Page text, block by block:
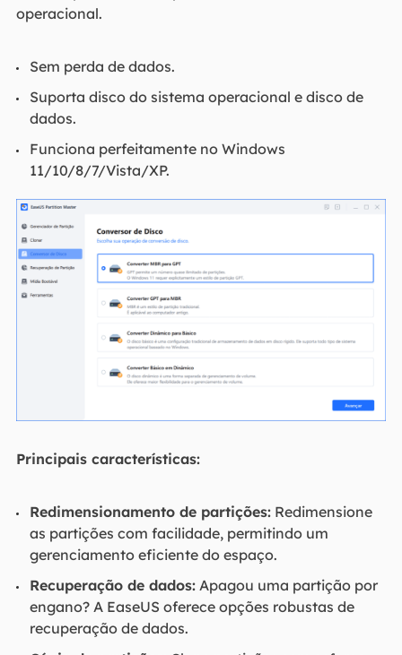
operacional.
Sem perda de dados.
Suporta disco do sistema operacional e disco de
dados.
Funciona perfeitamente no Windows
11/10/8/7/Vista/XP.
Principais características:
Redimensionamento de partições:Redimensione
as partições com facilidade, permitindo um
gerenciamento eficiente do espaço.
Recuperação de dados:Apagou uma partição por
engano? A EaseUS oferece opções robustas de
recuperação de dados.